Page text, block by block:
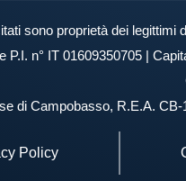
sono proprietà dei legittimi
n° IT 01609350705 |
di Campobasso, R.E.A.
Policy